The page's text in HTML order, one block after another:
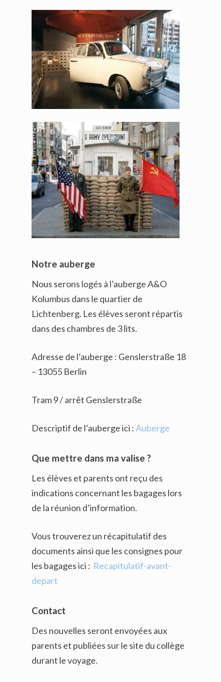
Notre auberge
Nous serons logés à l’auberge A&O
Kolumbus dans le quartier de
Lichtenberg. Les élèves seront répartis
dans des chambres de 3 lits.
Adresse de l’auberge : Genslerstraße 18
– 13055 Berlin
Tram 9 / arrêt Genslerstraße
Descriptif de l’auberge ici :Auberge
Que mettre dans ma valise ?
Les élèves et parents ont reçu des
indications concernant les bagages lors
de la réunion d’information.
Vous trouverez un récapitulatif des
documents ainsi que les consignes pour
les bagages ici : Recapitulatif-avant-
depart
Contact
Des nouvelles seront envoyées aux
parents et publiées sur le site du collège
durant le voyage.